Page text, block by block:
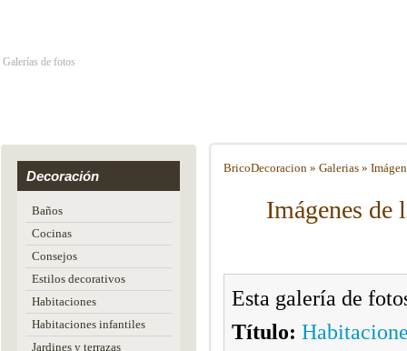
Galerías de fotos
Decoración
Baños
Cocinas
Consejos
Estilos decorativos
Habitaciones
Habitaciones infantiles
Jardines y terrazas
BricoDecoracion » Galerias »
Imágenes de
Esta galería de
Título: